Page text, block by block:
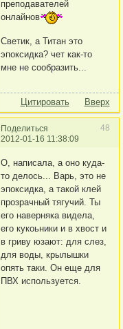
преподавателей
онлайнов
Светик, а Титан это
эпоксидка? чет как-то
мне не сообразить...
Цитировать Вверх
Поделиться
48
2012-01-16 11:38:09
О, написала, а оно куда-
то делось... Варь, это не
эпоксидка, а такой клей
прозрачный тягучий. Ты
его наверняка видела,
его кукоьники и в хвост и
в гриву юзают: для слез,
для воды, крылышки
опять таки. Он еще для
ПВХ используется.